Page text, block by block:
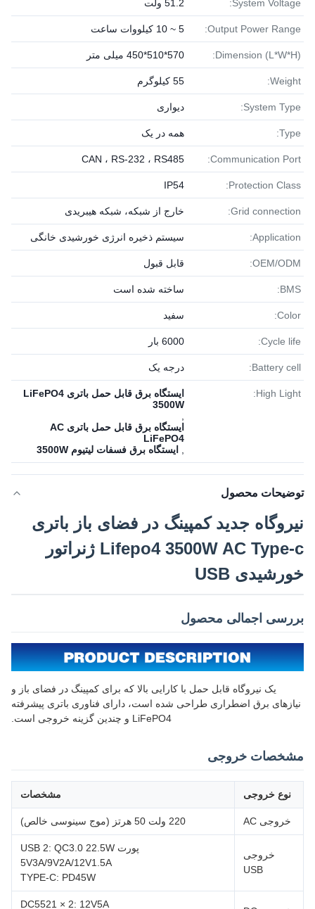
System Voltage: 51.2 ولت
Output Power Range: 5 ~ 10 کیلووات ساعت
Dimension (L*W*H): 570*510*450 میلی متر
Weight: 55 کیلوگرم
System Type: دیواری
Type: همه در یک
Communication Port: CAN ، RS-232 ، RS485
Protection Class:
IP54
Grid connection: خارج از شبکه، شبکه هیبریدی
Application: سیستم ذخیره انرژی خورشیدی خانگی
OEM/ODM: قابل قبول
BMS: ساخته شده است
Color: سفید
Cycle life: 6000 بار
Battery cell: درجه یک
High Light:
ایستگاه برق قابل حمل باتری LiFePO4
3500W
ایستگاه برق قابل حمل باتری AC
LiFePO4
ایستگاه برق فسفات لیتیوم 3500W
توضیحات محصول
نیروگاه جدید کمپینگ در فضای باز باتری
Lifepo4 3500W AC Type-c ژنراتور
خورشیدی USB
بررسی اجمالی محصول
یک نیروگاه قابل حمل با کارایی بالا که برای کمپینگ در فضای باز و
نیازهای برق اضطراری طراحی شده است، دارای فناوری باتری پیشرفته
LiFePO4 و چندین گزینه خروجی است.
مشخصات خروجی
نوع خروجی مشخصات
خروجی AC 220 ولت 50 هرتز (موج سینوسی خالص)
خروجی
USB
پورت USB 2: QC3.0 22.5W
5V3A/9V2A/12V1.5A
TYPE-C: PD45W
DC5521 × 2: 12V5A